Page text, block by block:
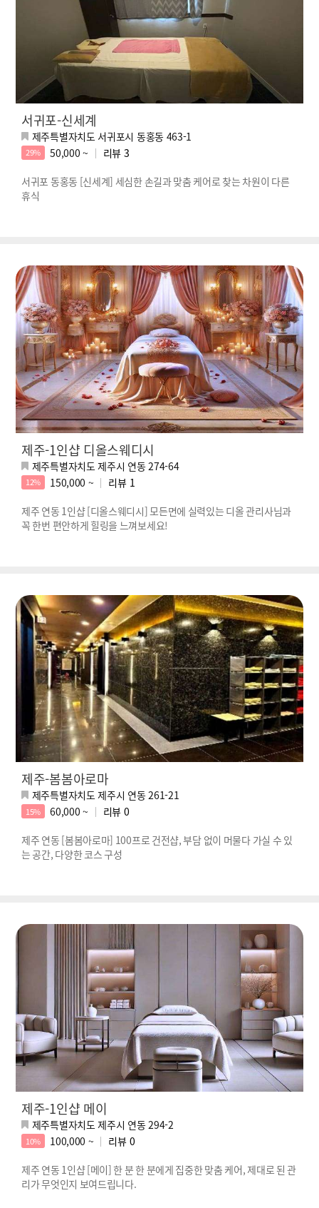
서귀포-신세계
제주특별자치도 서귀포시 동홍동 463-1
29% 50,000 ~ 리뷰 3
서귀포 동홍동 [신세계] 세심한 손길과 맞춤 케어로 찾는 차원이 다른
휴식
제주-1인샵 디올스웨디시
제주특별자치도 제주시 연동 274-64
12% 150,000 ~ 리뷰 1
제주 연동 1인샵 [디올스웨디시] 모든면에 실력있는 디올 관리사님과
꼭 한번 편안하게 힐링을 느껴보세요!
제주-봄봄아로마
제주특별자치도 제주시 연동 261-21
15% 60,000 ~ 리뷰 0
제주 연동 [봄봄아로마] 100프로 건전샵, 부담 없이 머물다 가실 수 있
는 공간, 다양한 코스 구성
제주-1인샵 메이
제주특별자치도 제주시 연동 294-2
10% 100,000 ~ 리뷰 0
제주 연동 1인샵 [메이] 한 분 한 분에게 집중한 맞춤 케어, 제대로 된 관
리가 무엇인지 보여드립니다.